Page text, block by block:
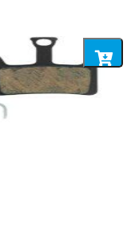
Dodaj
koszyka